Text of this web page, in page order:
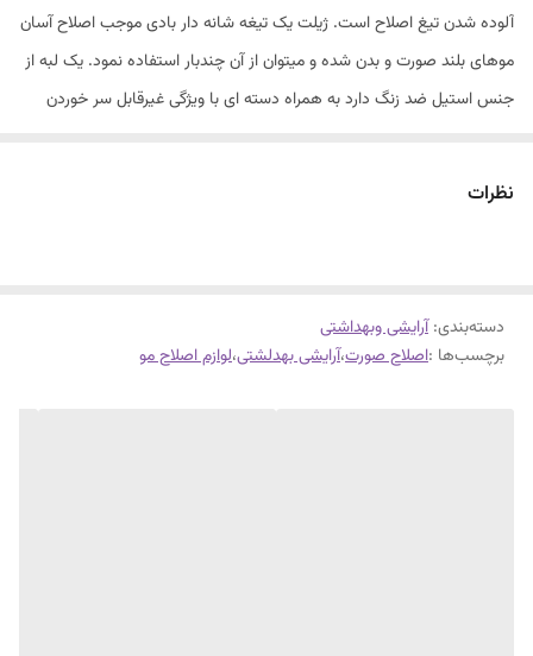
آلوده شدن تیغ اصلاح است. ژیلت یک تیغه شانه دار بادی موجب اصلاح آسان
موهای بلند صورت و بدن شده و میتوان از آن چندبار استفاده نمود. یک لبه از
جنس استیل ضد زنگ دارد به همراه دسته ای با ویژگی غیرقابل سر خوردن
نظرات
دسته‌بندی:آرایشی وبهداشتی
برچسب‌ها :اصلاح صورت،آرایشی بهدلشتی،لوازم اصلاح مو